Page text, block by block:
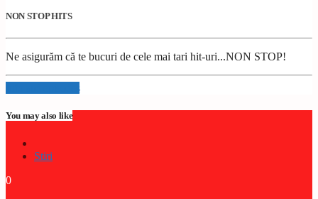
NON STOP HITS
Ne asigurăm că te bucuri de cele mai tari hit-uri...NON STOP!
Info and episodes
You may also like
Stiri
0